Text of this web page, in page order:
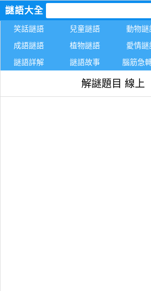
謎語大全
笑話謎語 兒童謎語 動物謎
成語謎語
植物謎語 愛情謎
謎語詳解
謎語故事 腦筋急
解謎題目 線上